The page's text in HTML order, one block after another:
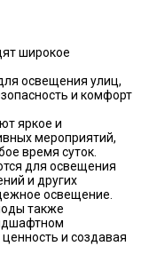
широкое
освещения улиц,
и комфорт
яркое и
мероприятий,
время суток.
для освещения
и других
освещение.
также
и создавая